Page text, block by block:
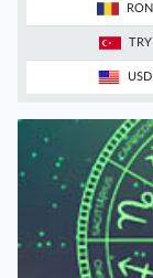
RON
TRY
USD